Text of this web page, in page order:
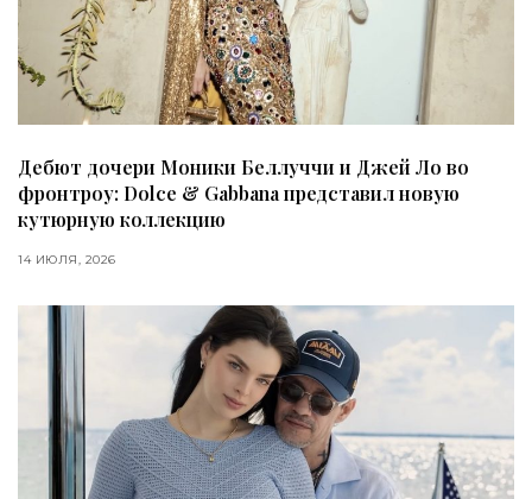
Дебют дочери Моники Беллуччи и Джей Ло во
фронтроу: Dolce & Gabbana представил новую
кутюрную коллекцию
14 ИЮЛЯ, 2026